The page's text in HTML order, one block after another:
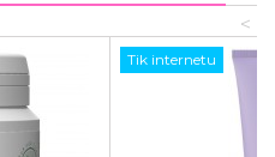
<
Tik internetu